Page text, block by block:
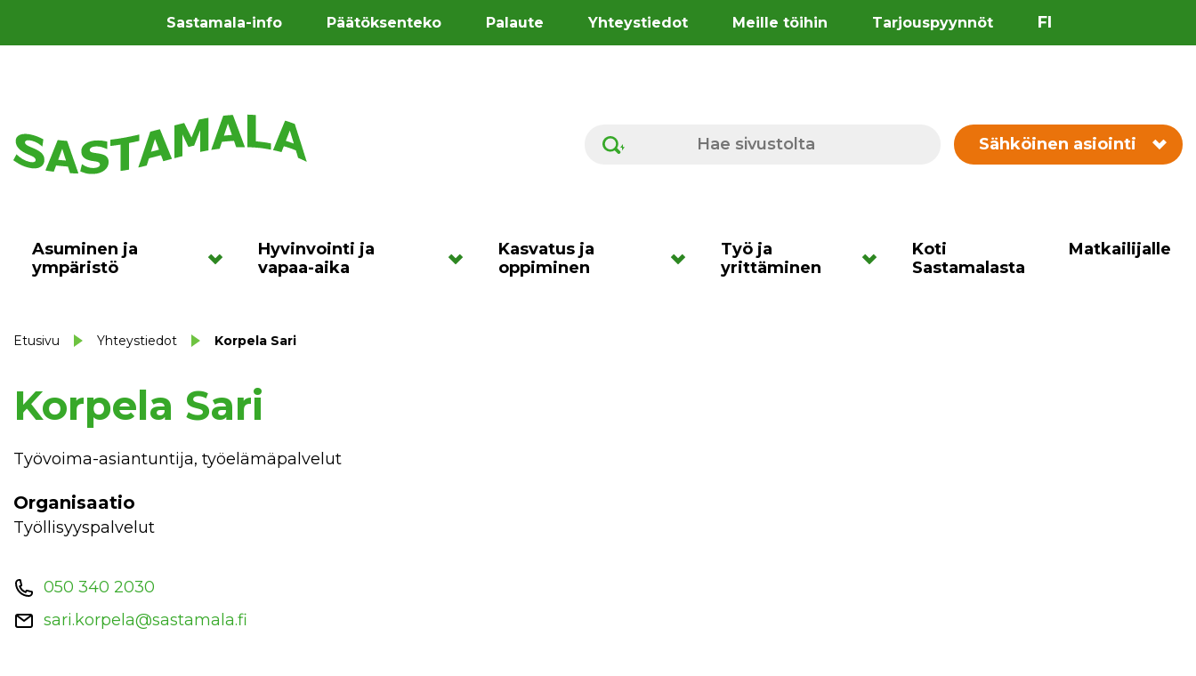
Sastamala-info Päätöksenteko Palaute Yhteystiedot Meille töihin Tarjouspyynnöt FI
Hae sivustolta Sähköinen asiointi
Asuminen ja
ympäristö
Hyvinvointi ja
vapaa-aika
Kasvatus ja
oppiminen
Työ ja
yrittäminen
Koti
Sastamalasta
Matkailijalle
Etusivu Yhteystiedot Korpela Sari
Korpela Sari
Työvoima-asiantuntija, työelämäpalvelut
Organisaatio
Työllisyyspalvelut
050 340 2030
sari.korpela@sastamala.fi